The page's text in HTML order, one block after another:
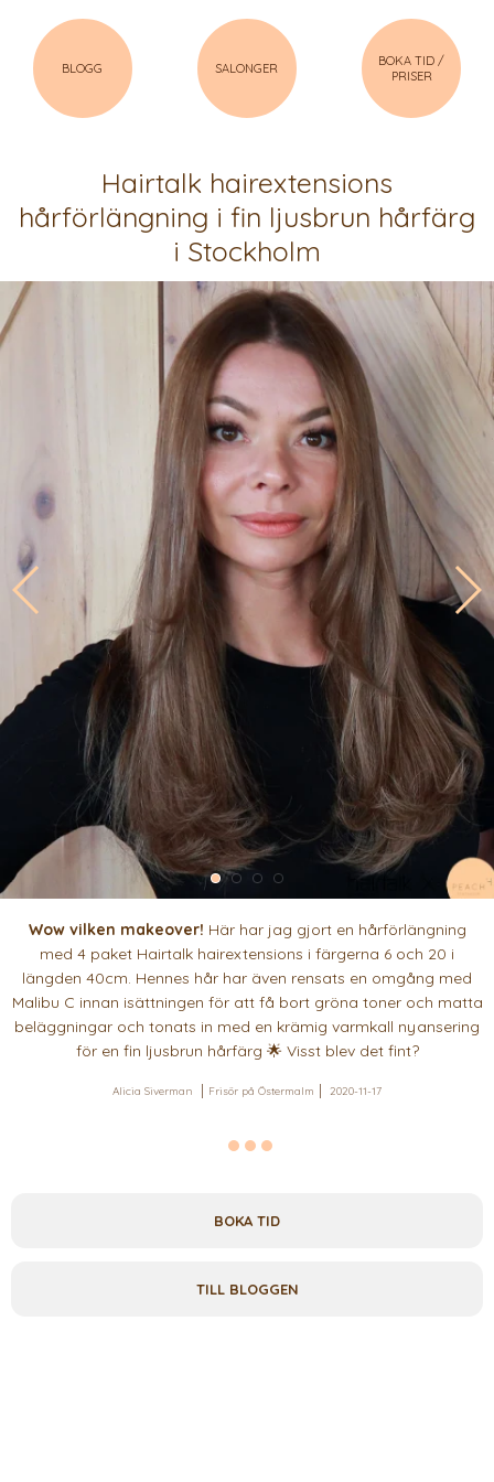
BLOGG SALONGER
BOKA TID /
PRISER
Hairtalk hairextensions
hårförlängning i fin ljusbrun hårfärg
i Stockholm
Wow vilken makeover! Här har jag gjort en hårförlängning
med 4 paket Hairtalk hairextensions i färgerna 6 och 20 i
längden 40cm. Hennes hår har även rensats en omgång med
Malibu C innan isättningen för att få bort gröna toner och matta
beläggningar och tonats in med en krämig varmkall nyansering
för en fin ljusbrun hårfärg 🌟 Visst blev det fint?
Alicia Siverman Frisör på Östermalm 2020-11-17
BOKA TID
TILL BLOGGEN